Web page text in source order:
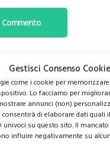
Gestisci Consenso Cookie
come i cookie per
Lo facciamo per
annunci (non)
consentirà di elaborare dati quali
univoci su questo sito. Il
influire negativamente su